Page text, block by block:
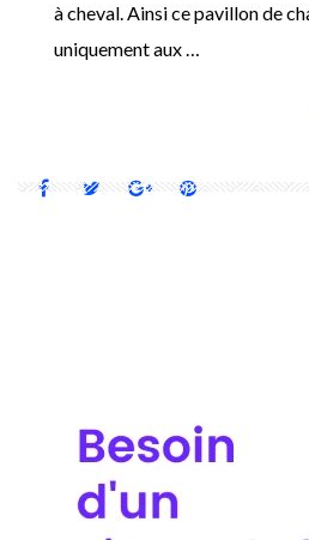
à cheval. Ainsi ce pavillon de
uniquement aux …